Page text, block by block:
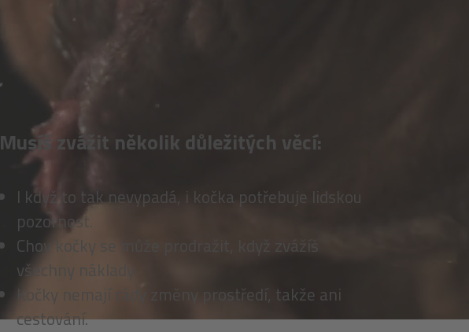
Musíš zvážit několik důležitých věcí:
I když to tak nevypadá, i kočka potřebuje lidskou
pozornost.
Chov kočky se může prodražit, když zvážíš
všechny náklady.
Kočky nemají rády změny prostředí, takže ani
cestování.